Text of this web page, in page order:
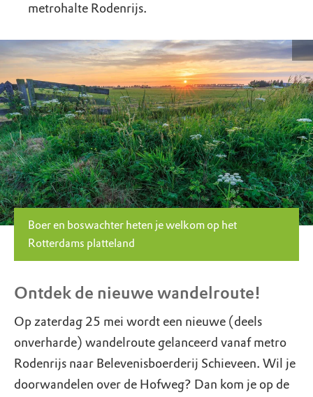
metrohalte Rodenrijs.
Boer en boswachter heten je welkom op het
Rotterdams platteland
Ontdek de nieuwe wandelroute!
Op zaterdag 25 mei wordt een nieuwe (deels
onverharde) wandelroute gelanceerd vanaf metro
Rodenrijs naar Belevenisboerderij Schieveen. Wil je
doorwandelen over de Hofweg? Dan kom je op de